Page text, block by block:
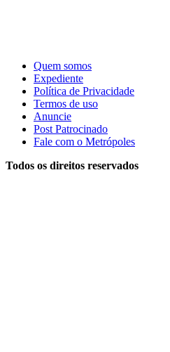
Quem somos
Expediente
Política de Privacidade
Termos de uso
Anuncie
Post Patrocinado
Fale com o Metrópoles
Todos os direitos reservados